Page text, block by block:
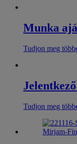
Munka
Tudjon meg
Tudjon meg